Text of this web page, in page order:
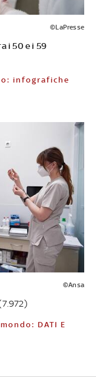
©LaPresse
i 50 e i 59
infografiche
©Ansa